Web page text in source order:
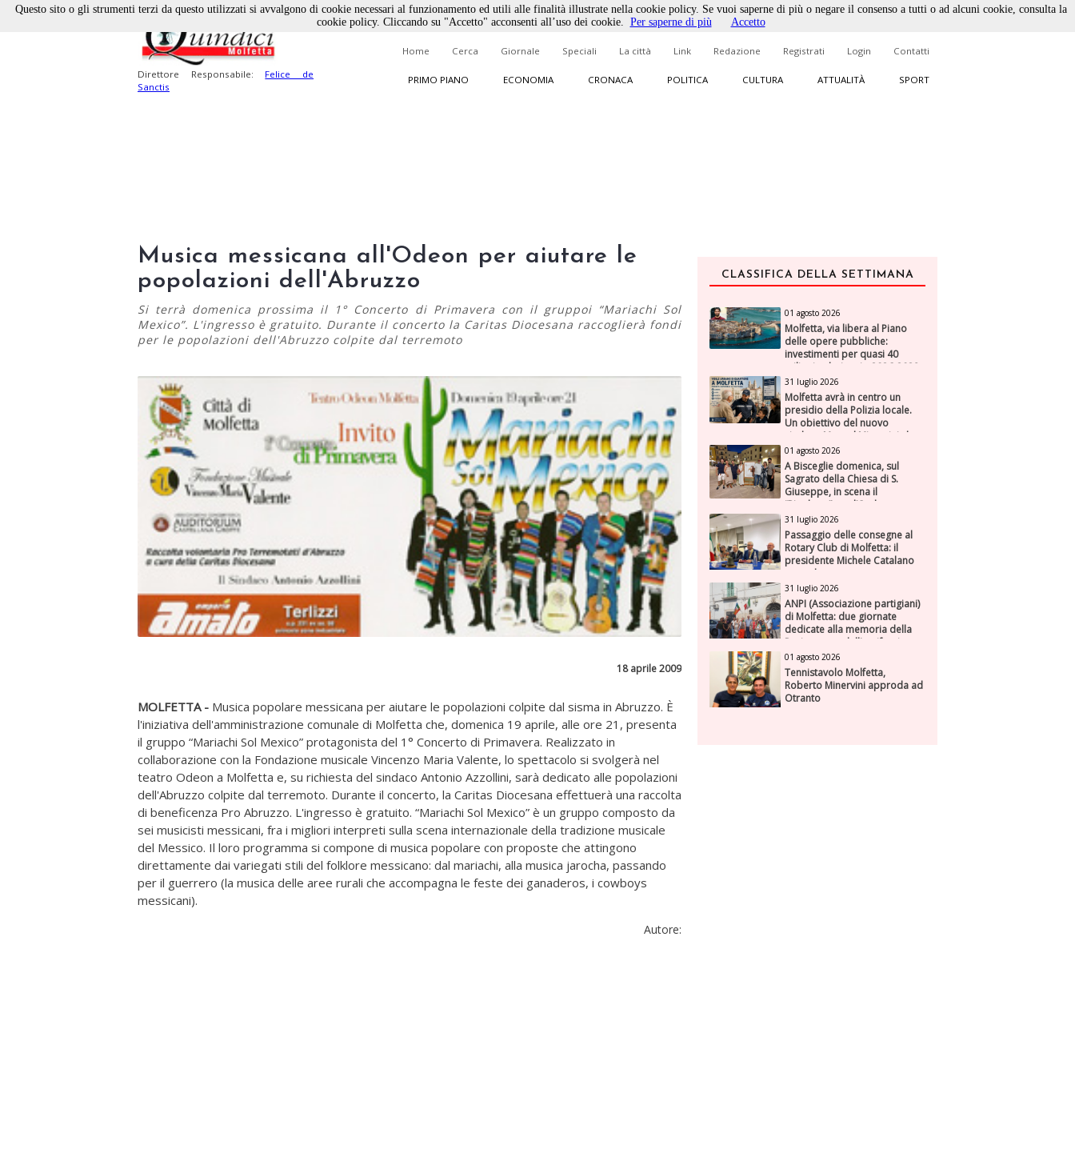
Direttore Responsabile: Felice de
Sanctis
Home Cerca Giornale Speciali La città Link Redazione Registrati Login Contatti
PRIMO PIANO ECONOMIA CRONACA POLITICA CULTURA ATTUALITÀ SPORT
Musica messicana all'Odeon per aiutare le
popolazioni dell'Abruzzo
Si terrà domenica prossima il 1° Concerto di Primavera con il gruppoi “Mariachi Sol
Mexico”. L'ingresso è gratuito. Durante il concerto la Caritas Diocesana raccoglierà fondi
per le popolazioni dell'Abruzzo colpite dal terremoto
18 aprile 2009
MOLFETTA - Musica popolare messicana per aiutare le popolazioni colpite dal sisma in Abruzzo. È
l'iniziativa dell'amministrazione comunale di Molfetta che, domenica 19 aprile, alle ore 21, presenta
il gruppo “Mariachi Sol Mexico” protagonista del 1° Concerto di Primavera. Realizzato in
collaborazione con la Fondazione musicale Vincenzo Maria Valente, lo spettacolo si svolgerà nel
teatro Odeon a Molfetta e, su richiesta del sindaco Antonio Azzollini, sarà dedicato alle popolazioni
dell'Abruzzo colpite dal terremoto. Durante il concerto, la Caritas Diocesana effettuerà una raccolta
di beneficenza Pro Abruzzo. L'ingresso è gratuito. “Mariachi Sol Mexico” è un gruppo composto da
sei musicisti messicani, fra i migliori interpreti sulla scena internazionale della tradizione musicale
del Messico. Il loro programma si compone di musica popolare con proposte che attingono
direttamente dai variegati stili del folklore messicano: dal mariachi, alla musica jarocha, passando
per il guerrero (la musica delle aree rurali che accompagna le feste dei ganaderos, i cowboys
messicani).
Autore:
CLASSIFICA DELLA SETTIMANA
01 agosto 2026
Molfetta, via libera al Piano
delle opere pubbliche:
investimenti per quasi 40
milioni nel triennio 2026-2028
31 luglio 2026
Molfetta avrà in centro un
presidio della Polizia locale.
Un obiettivo del nuovo
sindaco Manuel Minervini che
diviene realtà, con la speranza
di maggiore efficienza e
presenza sul territorio
01 agosto 2026
A Bisceglie domenica, sul
Sagrato della Chiesa di S.
Giuseppe, in scena il
“Rigoletto” con l’Orchestra
Sinfonica Federiciana
31 luglio 2026
Passaggio delle consegne al
Rotary Club di Molfetta: il
presidente Michele Catalano
succede a se stesso
31 luglio 2026
ANPI (Associazione partigiani)
di Molfetta: due giornate
dedicate alla memoria della
Resistenza e dell'antifascismo
01 agosto 2026
Tennistavolo Molfetta,
Roberto Minervini approda ad
Otranto
Questo sito o gli strumenti terzi da questo utilizzati si avvalgono di cookie necessari al funzionamento ed utili alle finalità illustrate nella cookie policy. Se vuoi saperne di più o negare il consenso a tutti o ad alcuni cookie, consulta la
cookie policy. Cliccando su "Accetto" acconsenti all’uso dei cookie. Per saperne di più Accetto